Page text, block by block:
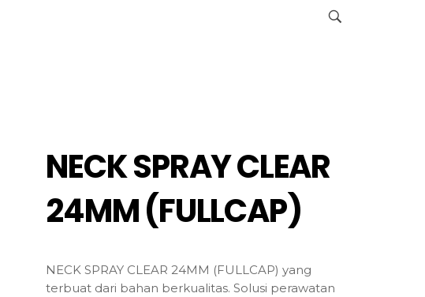
NECK SPRAY CLEAR
24MM (FULLCAP)
NECK SPRAY CLEAR 24MM (FULLCAP) yang
terbuat dari bahan berkualitas. Solusi perawatan